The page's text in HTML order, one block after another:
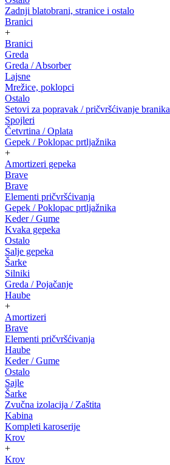
Zadnji blatobrani, stranice i ostalo
Branici
+
Branici
Greda
Greda / Absorber
Lajsne
Mrežice, poklopci
Ostalo
Setovi za popravak / pričvršćivanje branika
Spojleri
Četvrtina / Oplata
Gepek / Poklopac prtljažnika
+
Amortizeri gepeka
Brave
Brave
Elementi pričvršćivanja
Gepek / Poklopac prtljažnika
Keder / Gume
Kvaka gepeka
Ostalo
Salje gepeka
Šarke
Silniki
Greda / Pojačanje
Haube
+
Amortizeri
Brave
Elementi pričvršćivanja
Haube
Keder / Gume
Ostalo
Sajle
Šarke
Zvučna izolacija / Zaštita
Kabina
Kompleti karoserije
Krov
+
Krov